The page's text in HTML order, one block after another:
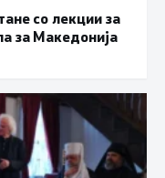
со лекции за
за Македонија